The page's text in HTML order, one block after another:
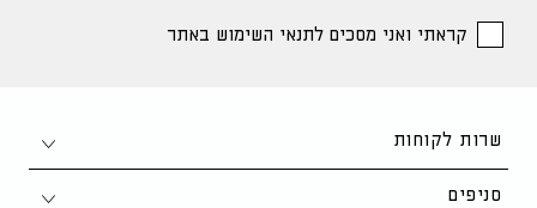
קראתי ואני מסכים לתנאי השימוש באתר
שרות לקוחות
צור קשר
סניפים